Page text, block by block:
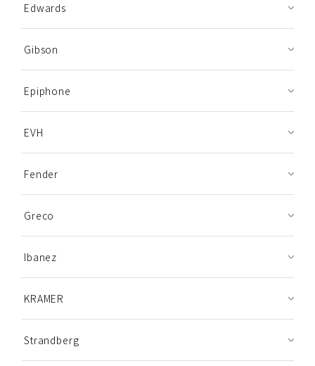
Edwards
Gibson
Epiphone
EVH
Fender
Greco
Ibanez
KRAMER
Strandberg